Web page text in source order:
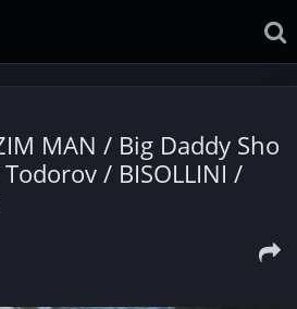
MAN / Big Daddy Sho
/ BISOLLINI /